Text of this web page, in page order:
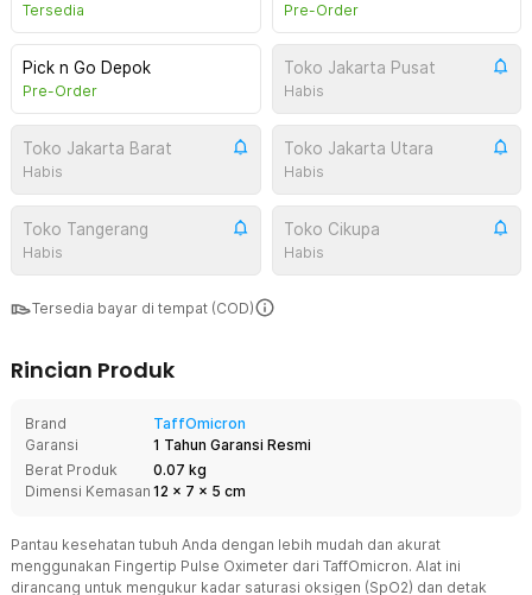
Tersedia Pre-Order
Pick n Go Depok
Pre-Order
Toko Jakarta Pusat
Habis
Toko Jakarta Barat
Habis
Toko Jakarta Utara
Habis
Toko Tangerang
Habis
Toko Cikupa
Habis
Tersedia bayar di tempat (COD)
Rincian Produk
Brand
TaffOmicron
Garansi
1 Tahun Garansi Resmi
Berat Produk
0.07 kg
Dimensi Kemasan 12 x 7 x 5 cm
Pantau kesehatan tubuh Anda dengan lebih mudah dan akurat
menggunakan Fingertip Pulse Oximeter dari TaffOmicron. Alat ini
dirancang untuk mengukur kadar saturasi oksigen (SpO2) dan detak